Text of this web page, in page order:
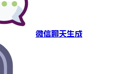
微信聊天生成